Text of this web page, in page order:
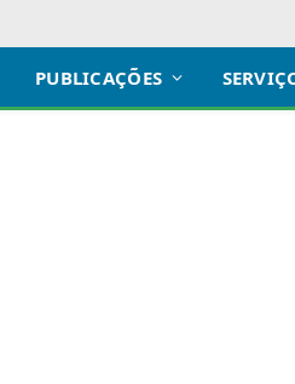
PUBLICAÇÕES